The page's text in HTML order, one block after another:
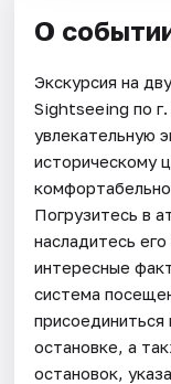
О
Экскурсия на
Sightseeing по
увлекательную
историческому
Погрузитесь в
насладитесь
интересные
система
присоединиться
остановке, а
остановок,